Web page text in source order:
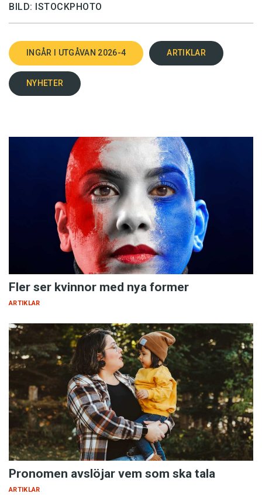
BILD: ISTOCKPHOTO
INGÅR I UTGÅVAN 2026-4 ARTIKLAR
NYHETER
Fler ser kvinnor med nya former
ARTIKLAR
Pronomen avslöjar vem som ska tala
ARTIKLAR